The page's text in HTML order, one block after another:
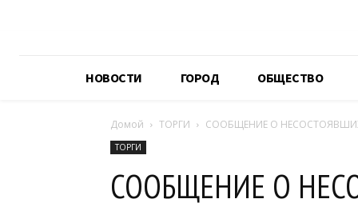
НОВОСТИ ГОРОД ОБЩЕСТВО
Домой ТОРГИ СООБЩЕНИЕ О
ТОРГИ
СООБЩЕНИЕ О